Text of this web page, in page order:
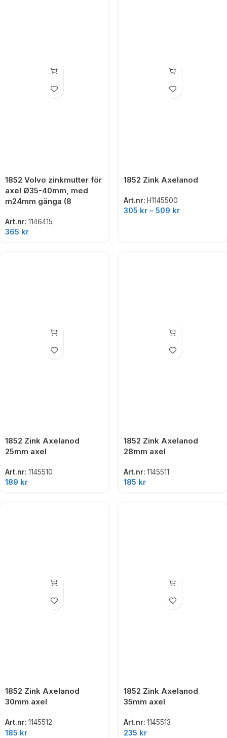
1852 Volvo zinkmutter för
axel Ø35-40mm, med
m24mm gänga (8
Art.nr: 1146415
365 kr
1852 Zink Axelanod
Art.nr: H1145500
305 kr – 509 kr
1852 Zink Axelanod
25mm axel
Art.nr: 1145510
189 kr
1852 Zink Axelanod
28mm axel
Art.nr: 1145511
185 kr
1852 Zink Axelanod
30mm axel
Art.nr: 1145512
185 kr
1852 Zink Axelanod
35mm axel
Art.nr: 1145513
235 kr